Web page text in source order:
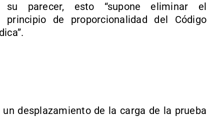
su parecer, esto “supone eliminar el
principio de proporcionalidad del Código
desplazamiento de la carga de la prueba